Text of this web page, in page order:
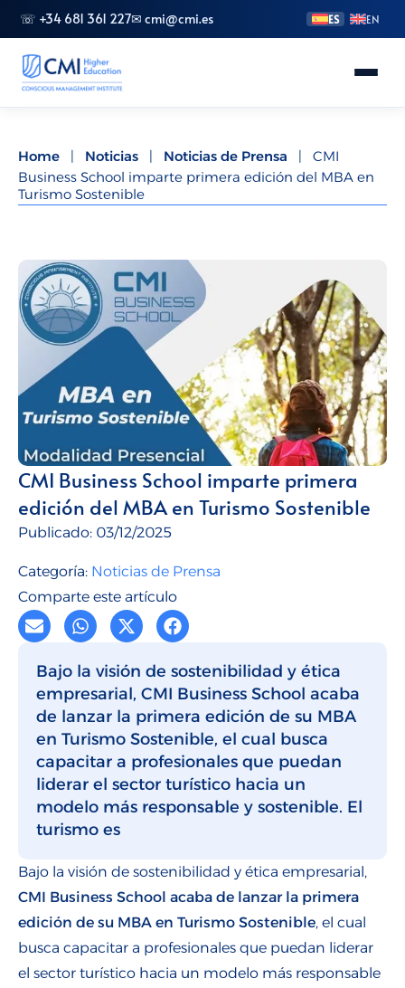
☏ +34 681 361 227✉ cmi@cmi.es ES EN
Másteres
Grados
Especializaciones
Doctorado
Talento para empresas
CMI Journal
Home | Noticias | Noticias de Prensa |
CMI
Business School imparte primera edición del MBA en
Turismo Sostenible
CMI Business School imparte primera
edición del MBA en Turismo Sostenible
Publicado: 03/12/2025
Categoría: Noticias de Prensa
Comparte este artículo
Bajo la visión de sostenibilidad y ética
empresarial, CMI Business School acaba
de lanzar la primera edición de su MBA
en Turismo Sostenible, el cual busca
capacitar a profesionales que puedan
liderar el sector turístico hacia un
modelo más responsable y sostenible. El
turismo es
Bajo la visión de sostenibilidad y ética empresarial,
CMI Business School acaba de lanzar la primera
edición de su MBA en Turismo Sostenible, el cual
busca capacitar a profesionales que puedan liderar
el sector turístico hacia un modelo más responsable